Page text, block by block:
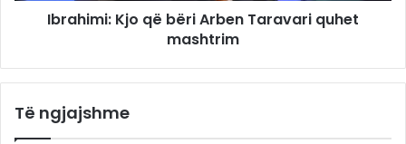
Ibrahimi: Kjo që bëri Arben Taravari quhet
mashtrim
Të ngjajshme